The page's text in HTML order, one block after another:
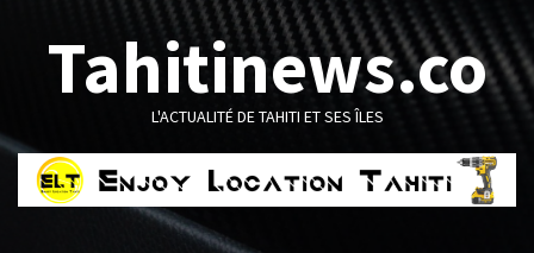
Tahitinews.co
L'ACTUALITÉ DE TAHITI ET SES ÎLES